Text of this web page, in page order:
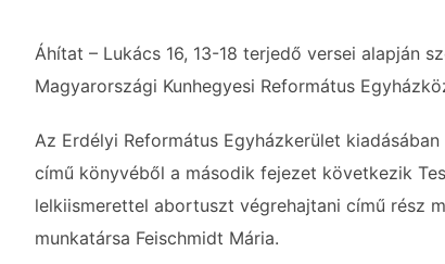
Áhítat – Lukács 16, 13-18 terjedő versei alapján
Magyarországi Kunhegyesi Református
Az Erdélyi Református Egyházkerület
című könyvéből a második fejezet következik
lelkiismerettel abortuszt végrehajtani című rész
munkatársa Feischmidt Mária.